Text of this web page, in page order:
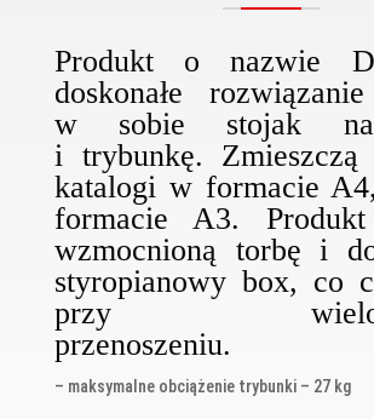
Produkt o nazwie
doskonałe
w sobie stojak
i trybunkę.
katalogi w formacie
formacie A3. Produkt
wzmocnioną torbę i
styropianowy box, co
przy
przenoszeniu.
– maksymalne obciążenie trybunki – 27 kg